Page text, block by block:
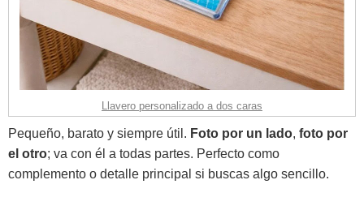
Llavero personalizado a dos caras
Pequeño, barato y siempre útil. Foto por un lado, foto por
el otro; va con él a todas partes. Perfecto como
complemento o detalle principal si buscas algo sencillo.